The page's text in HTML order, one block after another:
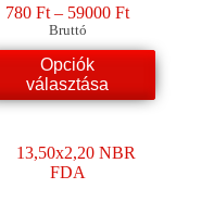
780Ft – 59000Ft
-
Bruttó
Opciók
választása
Ennek
a
terméknek
van.
A